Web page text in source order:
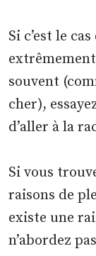
Si c’est le
souvent
cher),
d’aller à la
Si vous
raisons de
existe une
n’abordez